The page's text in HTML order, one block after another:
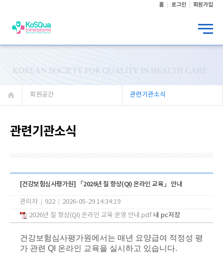
홈 로그인 회원가입
KOREAN SOCIETY FOR QUALITY IN HEALTH CARE
회원공간 관련기관소식
관련기관소식
[건강보험심사평가원] 「2026년 질 향상(QI) 온라인 교육」 안내
관리자 922
2026-05-29 14:34:19
2026년 질 향상(QI) 온라인 교육 운영 안내.pdf 내 pc저장
건강보험심사평가원에서는 매년 요양급여 적정성 평
가 관련 QI 온라인 교육을 실시하고 있습니다.